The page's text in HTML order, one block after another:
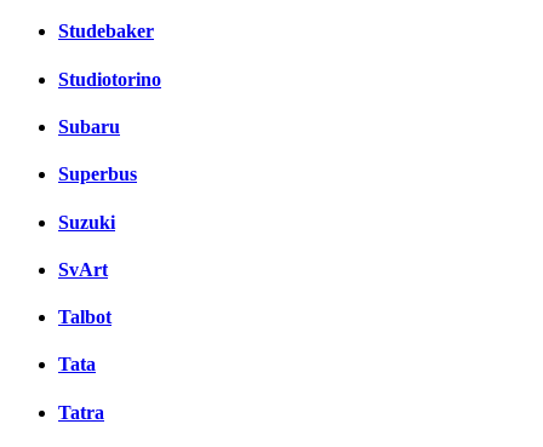
Studebaker
Studiotorino
Subaru
Superbus
Suzuki
SvArt
Talbot
Tata
Tatra